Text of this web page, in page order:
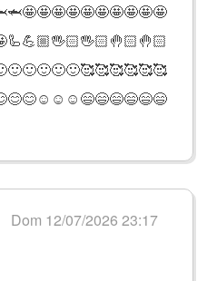
Dom 12/07/2026 23:17